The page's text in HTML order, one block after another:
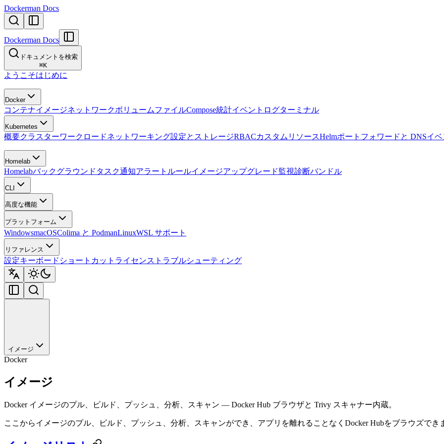
Dockerman Docs
Dockerman Docs
ドキュメントを検索
⌘K
ようこそはじめに
Docker
コンテナイメージネットワークボリュームファイルCompose統計イベント ログターミナル
Kubernetes
概要クラスターワークロードネットワーキング設定とストレージRBACカスタムリソースHelmポートフォワードと DNSイ
Homelab
Homelabバックグラウンドタスク通知アラートルールイメージアップグレード監視診断バンドル
CLI
高度な機能
プラットフォーム
WindowsmacOSColima と PodmanLinuxWSL サポート
リファレンス
設定キーボードショートカット ライセンス トラブルシューティング
イメージ
Docker
イメージ
Docker イメージのプル、ビルド、プッシュ、分析、スキャン — Docker Hub ブラウザと Trivy スキャナー内蔵。
ここからイメージのプル、ビルド、プッシュ、分析、スキャンができ、アプリを離れることなくDocker Hubをブラウズでき